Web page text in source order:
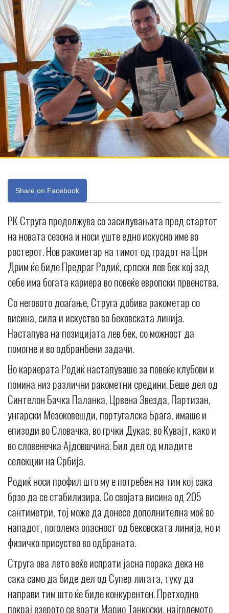
Share on Facebook
РК Струга продолжува со засилувањата пред стартот
на новата сезона и носи уште едно искусно име во
ростерот. Нов ракометар на тимот од градот на Црн
Дрим ќе биде Предраг Родиќ, српски лев бек кој зад
себе има богата кариера во повеќе европски првенства.
Со неговото доаѓање, Струга добива ракометар со
висина, сила и искуство во бековската линија.
Настапува на позицијата лев бек, со можност да
помогне и во одбранбени задачи.
Во кариерата Родиќ настапуваше за повеќе клубови и
помина низ различни ракометни средини. Беше дел од
Синтелон Бачка Паланка, Црвена Звезда, Партизан,
унгарски Мезоковешди, португалска Брага, имаше и
епизоди во Словачка, во грчки Дукас, во Кувајт, како и
во словенечка Ајдовшчина. Бил дел од младите
селекции на Србија.
Родиќ носи профил што му е потребен на тим кој сака
брзо да се стабилизира. Со својата висина од 205
сантиметри, тој може да донесе дополнителна моќ во
нападот, поголема опасност од бековската линија, но и
физичко присуство во одбраната.
Струга ова лето веќе испрати јасна порака дека не
сака само да биде дел од Супер лигата, туку да
направи тим што ќе биде конкурентен. Претходно
покрај езерото се врати Марио Танкоски, најголемото